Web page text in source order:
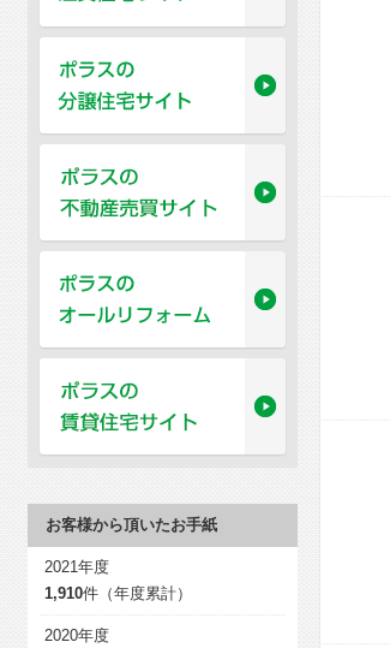
お客様から頂いたお手紙
2021年度
1,910件（年度累計）
2020年度